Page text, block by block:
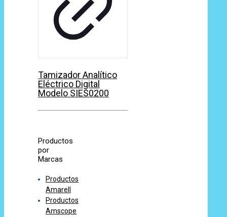
Tamizador Analítico
Eléctrico Digital
Modelo SIES0200
Productos
por
Marcas
Productos
Amarell
Productos
Amscope